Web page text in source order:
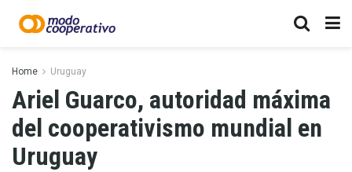
Home Uruguay
Ariel Guarco, autoridad máxima
del cooperativismo mundial en
Uruguay